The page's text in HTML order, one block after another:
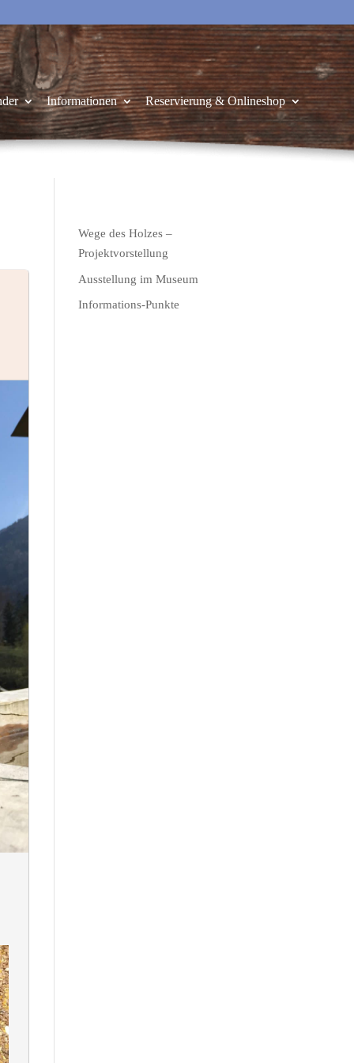
Informationen Reservierung & Onlineshop
Wege des Holzes –
Projektvorstellung
Ausstellung im Museum
Informations-Punkte